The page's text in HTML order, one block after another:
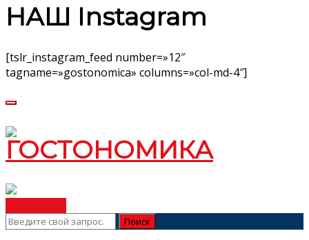
НАШ Instagram
[tslr_instagram_feed number=»12″
tagname=»gostonomica» columns=»col-md-4″]